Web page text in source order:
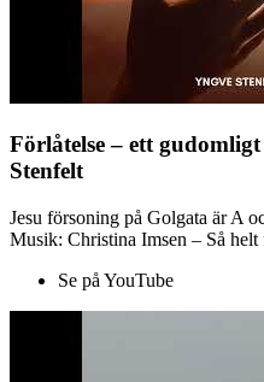
Förlåtelse – ett
Stenfelt
Jesu försoning på Golgata är A
Musik: Christina Imsen – Så helt
Se på YouTube